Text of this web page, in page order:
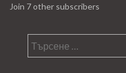
Join 7 other subscribers
Търсене
за: